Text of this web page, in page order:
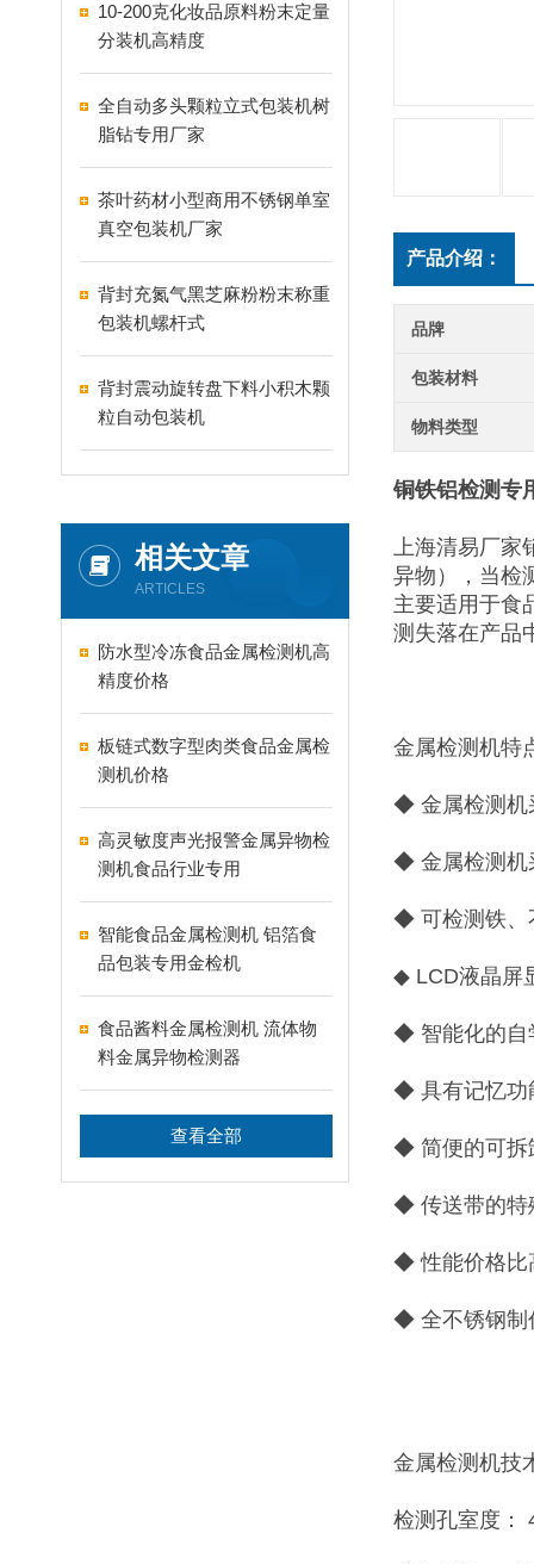
10-200克化妆品原料粉末定量
分装机高精度
全自动多头颗粒立式包装机树
脂钻专用厂家
茶叶药材小型商用不锈钢单室
真空包装机厂家
背封充氮气黑芝麻粉粉末称重
包装机螺杆式
背封震动旋转盘下料小积木颗
粒自动包装机
相关文章
ARTICLES
防水型冷冻食品金属检测机高
精度价格
板链式数字型肉类食品金属检
测机价格
高灵敏度声光报警金属异物检
测机食品行业专用
智能食品金属检测机 铝箔食
品包装专用金检机
食品酱料金属检测机 流体物
料金属异物检测器
查看全部
产品介绍：
品牌
包装材料
物料类型
铜铁铝检测专
上海清易厂家
异物），当检
主要适用于食
测失落在产品
金属检测机特
◆ 金属检测机
◆ 金属检测机
◆ 可检测铁、
◆ LCD液晶屏
◆ 智能化的自
◆ 具有记忆功
◆ 简便的可拆
◆ 传送带的特
◆ 性能价格比
◆ 全不锈钢制
金属检测机技
检测孔室度：